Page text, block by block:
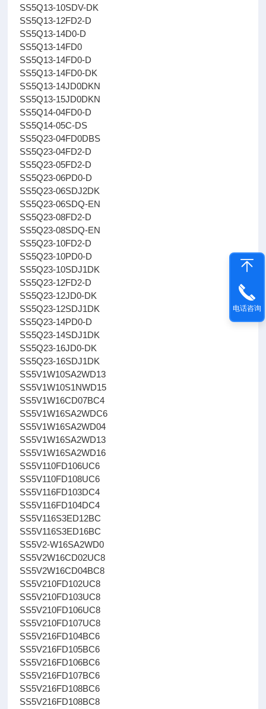
SS5Q13-10SDV-DK
SS5Q13-12FD2-D
SS5Q13-14D0-D
SS5Q13-14FD0
SS5Q13-14FD0-D
SS5Q13-14FD0-DK
SS5Q13-14JD0DKN
SS5Q13-15JD0DKN
SS5Q14-04FD0-D
SS5Q14-05C-DS
SS5Q23-04FD0DBS
SS5Q23-04FD2-D
SS5Q23-05FD2-D
SS5Q23-06PD0-D
SS5Q23-06SDJ2DK
SS5Q23-06SDQ-EN
SS5Q23-08FD2-D
SS5Q23-08SDQ-EN
SS5Q23-10FD2-D
SS5Q23-10PD0-D
SS5Q23-10SDJ1DK
SS5Q23-12FD2-D
SS5Q23-12JD0-DK
SS5Q23-12SDJ1DK
SS5Q23-14PD0-D
SS5Q23-14SDJ1DK
SS5Q23-16JD0-DK
SS5Q23-16SDJ1DK
SS5V1W10SA2WD13
SS5V1W10S1NWD15
SS5V1W16CD07BC4
SS5V1W16SA2WDC6
SS5V1W16SA2WD04
SS5V1W16SA2WD13
SS5V1W16SA2WD16
SS5V110FD106UC6
SS5V110FD108UC6
SS5V116FD103DC4
SS5V116FD104DC4
SS5V116S3ED12BC
SS5V116S3ED16BC
SS5V2-W16SA2WD0
SS5V2W16CD02UC8
SS5V2W16CD04BC8
SS5V210FD102UC8
SS5V210FD103UC8
SS5V210FD106UC8
SS5V210FD107UC8
SS5V216FD104BC6
SS5V216FD105BC6
SS5V216FD106BC6
SS5V216FD107BC6
SS5V216FD108BC6
SS5V216FD108BC8
电话咨询